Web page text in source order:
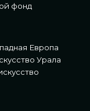
фонд
Европа
Урала